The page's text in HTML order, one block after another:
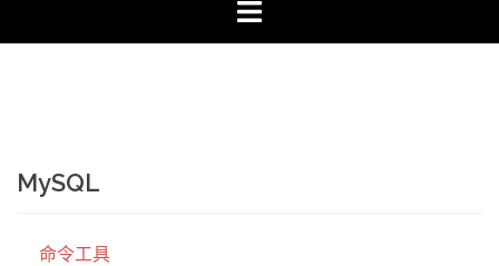
MySQL
命令工具